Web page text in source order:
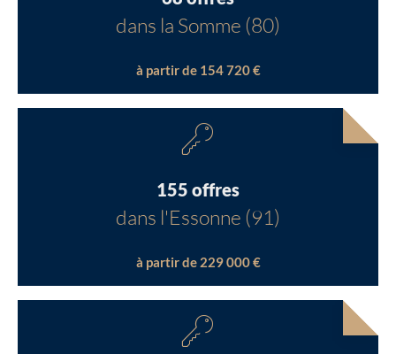
dans la Somme (80)
à partir de 154 720 €
155 offres
dans l'Essonne (91)
à partir de 229 000 €